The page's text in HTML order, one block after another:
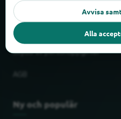
Tryck
Skydd av personuppgifter
Ny och populär
Avvisa
Alla